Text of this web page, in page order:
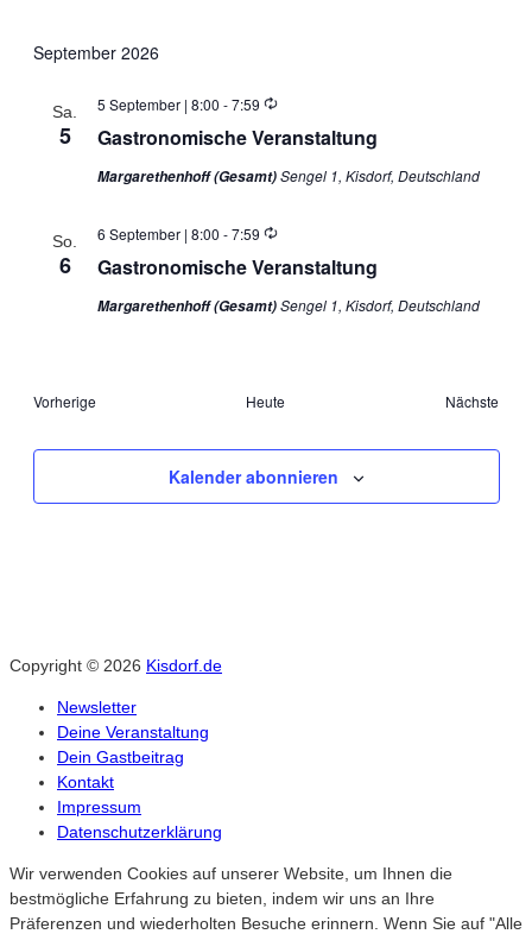
September 2026
Sa.
5 Gastronomische Veranstaltung
5 September | 8:00 -7:59 Wiederholung
Margarethenhoff (Gesamt)Sengel 1, Kisdorf, Deutschland
So.
6 Gastronomische Veranstaltung
6 September | 8:00 -7:59 Wiederholung
Margarethenhoff (Gesamt)Sengel 1, Kisdorf, Deutschland
VorherigeVeranstaltungen Heute Nächste
Kalender abonnieren
Copyright © 2026 Kisdorf.de
Newsletter
Deine Veranstaltung
Dein Gastbeitrag
Kontakt
Impressum
Datenschutzerklärung
Wir verwenden Cookies auf unserer Website, um Ihnen die
bestmögliche Erfahrung zu bieten, indem wir uns an Ihre
Präferenzen und wiederholten Besuche erinnern. Wenn Sie auf "Alle